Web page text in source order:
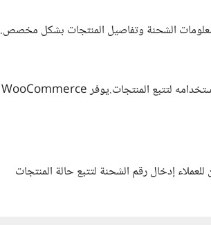
الشحنة وتفاصيل المنتجات بشكل مخصص.
إذا كنت تستخدم نظام المتجر الإلكتروني WooCommerce، يمكنك استخدامه لتتبع المنتجات.يوفر WooCommerce
إدخال رقم الشحنة لتتبع حالة المنتجات